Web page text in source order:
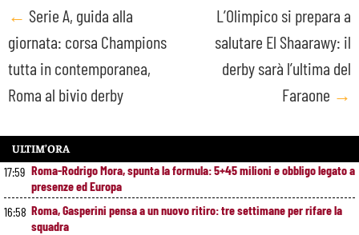
Post
navigation
← Serie A, guida alla
giornata: corsa Champions
tutta in contemporanea,
Roma al bivio derby
L’Olimpico si prepara a
salutare El Shaarawy: il
derby sarà l’ultima del
Faraone →
ULTIM’ORA
17:59 Roma-Rodrigo Mora, spunta la formula: 5+45 milioni e obbligo legato a
presenze ed Europa
16:58 Roma, Gasperini pensa a un nuovo ritiro: tre settimane per rifare la
squadra